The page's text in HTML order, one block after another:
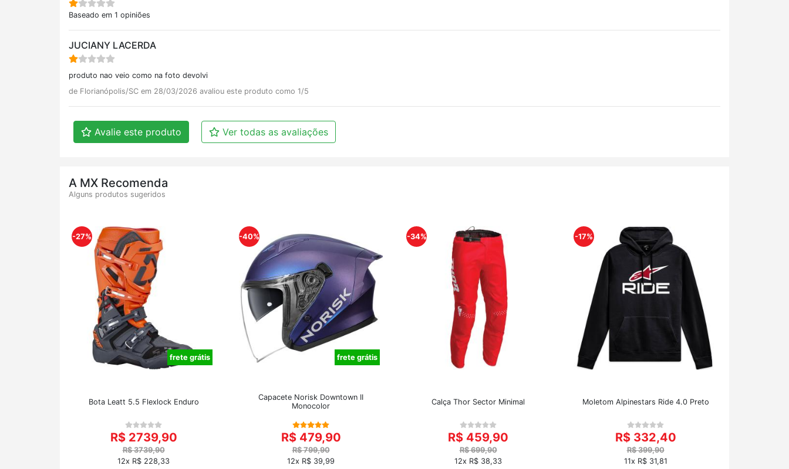
Baseado em 1 opiniões
JUCIANY LACERDA
produto nao veio como na foto devolvi
de Florianópolis/SC em 28/03/2026 avaliou este produto como 1/5
Avalie este produto Ver todas as avaliações
A MX Recomenda
Alguns produtos sugeridos
-27%
frete grátis
Bota Leatt 5.5 Flexlock Enduro
R$ 2739,90
R$ 3739,90
12x R$ 228,33
-40%
frete grátis
Capacete Norisk Downtown II
Monocolor
R$ 479,90
R$ 799,90
12x R$ 39,99
-34%
Calça Thor Sector Minimal
R$ 459,90
R$ 699,90
12x R$ 38,33
-17%
Moletom Alpinestars Ride 4.0 Preto
R$ 332,40
R$ 399,90
11x R$ 31,81